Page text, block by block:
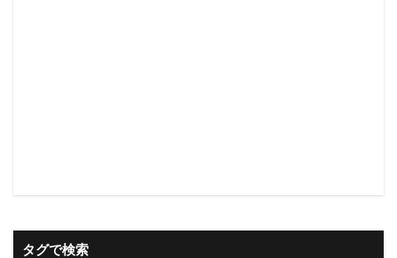
タグで検索